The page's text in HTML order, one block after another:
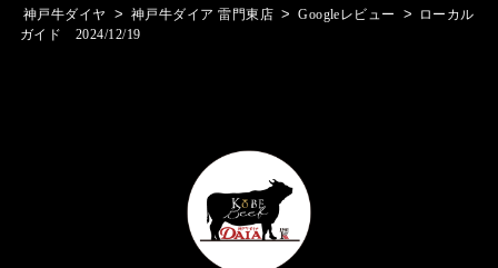
神戸牛ダイヤ > 神戸牛ダイア 雷門東店 > Googleレビュー >
ローカル
ガイド 2024/12/19